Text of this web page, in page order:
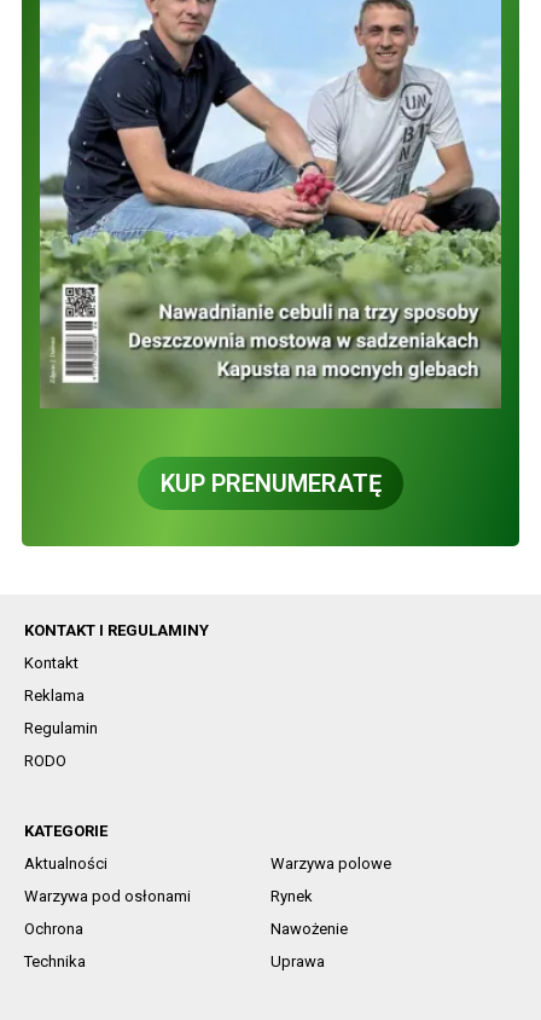
KUP PRENUMERATĘ
KONTAKT I REGULAMINY
Kontakt
Reklama
Regulamin
RODO
KATEGORIE
Aktualności
Warzywa polowe
Warzywa pod osłonami
Rynek
Ochrona
Nawożenie
Technika
Uprawa